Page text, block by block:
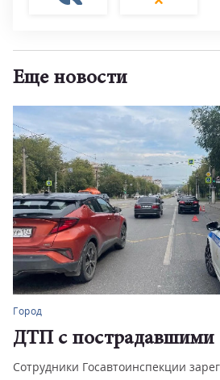
Еще новости
Город
ДТП с пострадавшими
Сотрудники Госавтоинспекции